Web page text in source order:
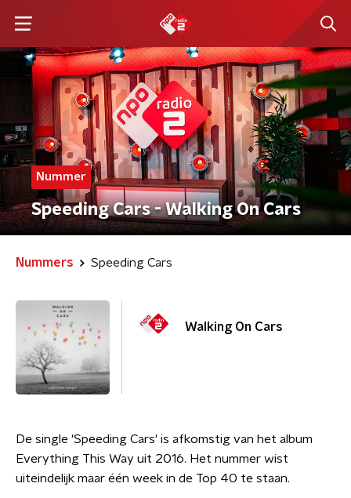
Nummer
Speeding Cars - Walking On Cars
Nummers Speeding Cars
Walking On Cars
De single 'Speeding Cars' is afkomstig van het album
Everything This Way uit 2016. Het nummer wist
uiteindelijk maar één week in de Top 40 te staan.